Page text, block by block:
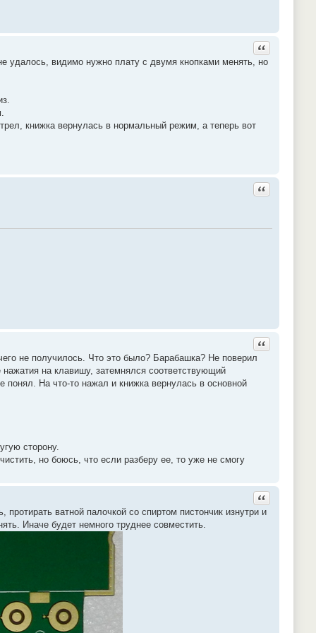
Ответить с
удалось, видимо нужно плату с двумя кнопками менять, но
книжка вернулась в нормальный режим, а теперь вот
Ответить с
Ответить с
не получилось. Что это было? Барабашка? Не поверил
на клавишу, затемнялся соответствующий
На что-то нажал и книжка вернулась в основной
сторону.
но боюсь, что если разберу ее, то уже не смогу
Ответить с
ватной палочкой со спиртом пистончик изнутри и
Иначе будет немного труднее совместить.